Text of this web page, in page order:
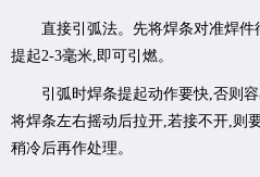
直接引弧法。先将焊条对准焊
提起2-3毫米,即可引燃。
引弧时焊条提起动作要快,否则
将焊条左右摇动后拉开,若接不开,则
稍冷后再作处理。